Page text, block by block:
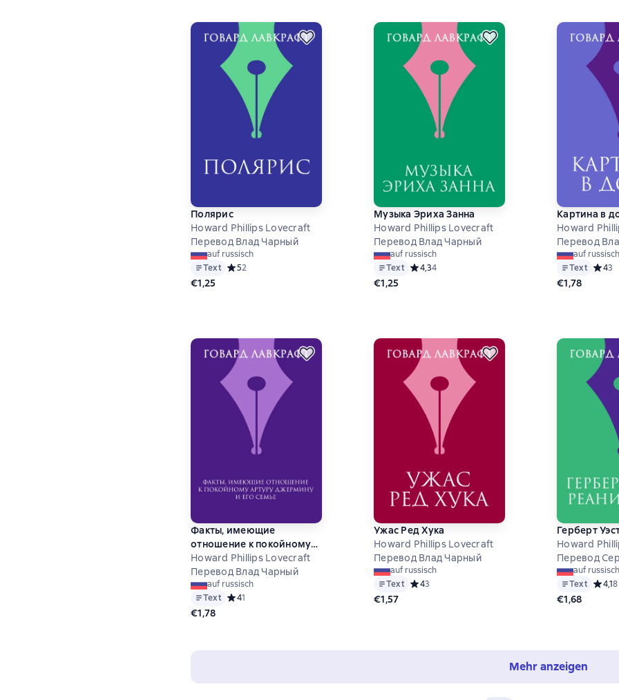
Полярис
Howard Phillips Lovecraft
Перевод Влад Чарный
auf russisch
Text Средний рейтинг 5 на основе 2 оценок
52
€1,25
Музыка Эриха Занна
Howard Phillips Lovecraft
Перевод Влад Чарный
auf russisch
Text Средний рейтинг 4,3 на основе 4 оценок
4,34
€1,25
Картина в
Howard
Перевод
auf russisch
Text
43
€1,78
Факты, имеющие
отношение к покойному
Артуру Джермину и его
семье
Howard Phillips Lovecraft
Перевод Влад Чарный
auf russisch
Text Средний рейтинг 4 на основе 1 оценок
41
€1,78
Ужас Ред Хука
Howard Phillips Lovecraft
Перевод Влад Чарный
auf russisch
Text Средний рейтинг 4 на основе 3 оценок
43
€1,57
Герберт
Howard
Перевод
auf russisch
Text
4,18
€1,68
Mehr anzeigen